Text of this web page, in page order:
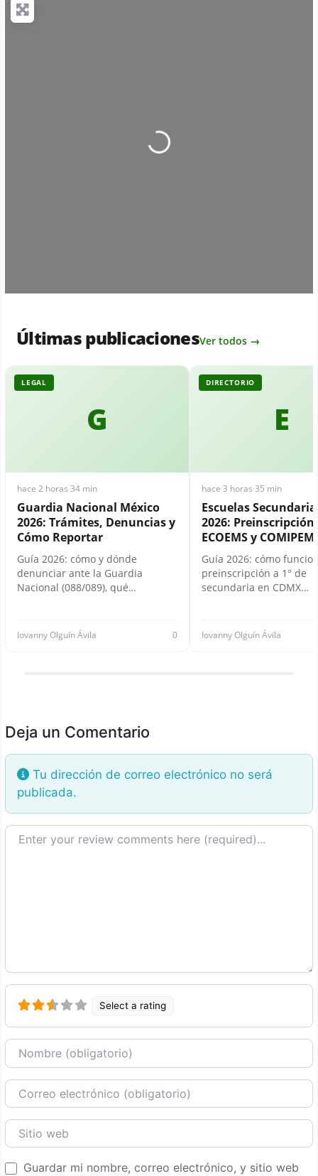
Loading...
Últimas publicacionesVer todos →
G
LEGAL
hace 2 horas·34 min
Guardia Nacional México
2026: Trámites, Denuncias y
Cómo Reportar
Guía 2026: cómo y dónde
denunciar ante la Guardia
Nacional (088/089), qué…
Iovanny Olguín Ávila 0
E
DIRECTORIO
hace 3 horas·35 min
Escuelas
2026: Preinscripción,
ECOEMS y
Guía 2026: cómo
preinscripción a 1° de
secundaria en CDMX…
Iovanny Olguín Ávila
Deja un Comentario
Tu dirección de correo electrónico no será
publicada.
Texto de la reseña
Select a rating
Nombre
Correo Electronico
Sitio web
Guardar mi nombre, correo electrónico, y sitio web